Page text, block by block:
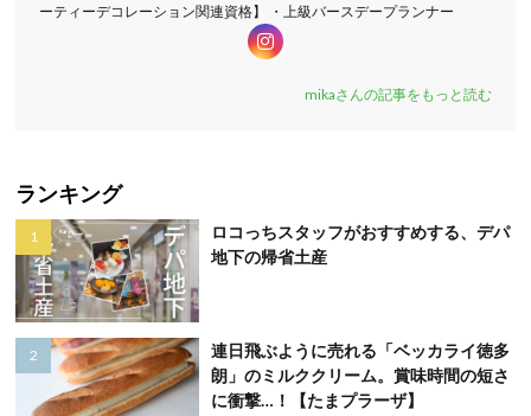
ーティーデコレーション関連資格】 ・上級バースデープランナー
mikaさんの記事をもっと読む
ランキング
ロコっちスタッフがおすすめする、デパ
地下の帰省土産
連日飛ぶように売れる「ベッカライ徳多
朗」のミルククリーム。賞味時間の短さ
に衝撃…！【たまプラーザ】